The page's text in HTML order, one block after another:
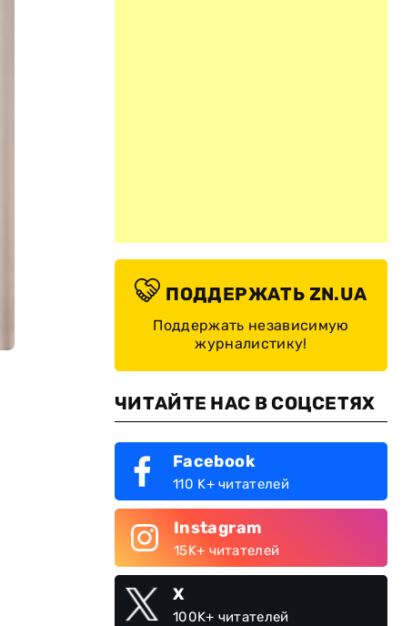
ПОДДЕРЖАТЬ ZN.UA
Поддержать независимую
журналистику!
ЧИТАЙТЕ НАС В СОЦСЕТЯХ
Facebook
110 K+ читателей
Instagram
15K+ читателей
X
100K+ читателей